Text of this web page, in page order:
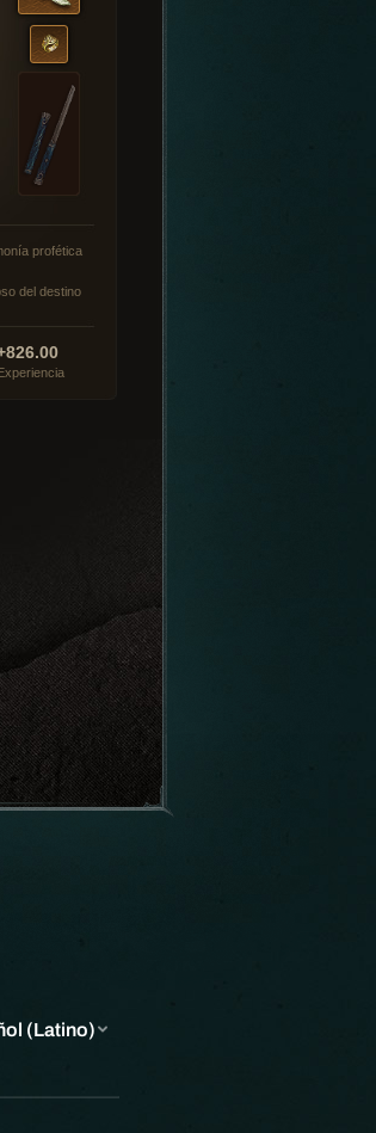
profética
del destino